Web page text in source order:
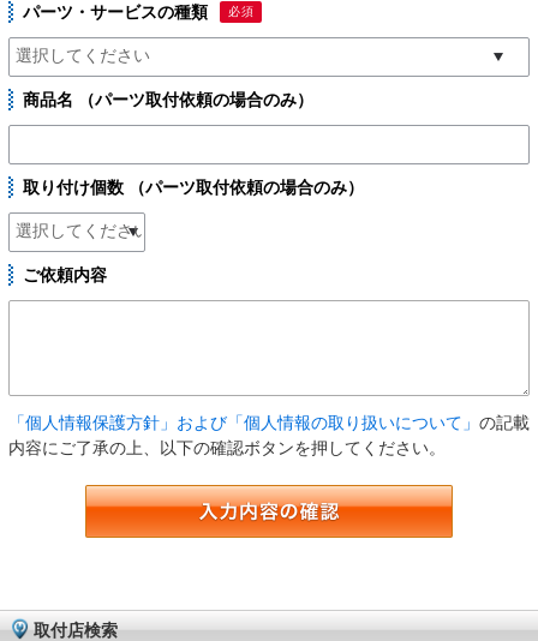
パーツ・サービスの種類 必須
商品名 （パーツ取付依頼の場合のみ）
取り付け個数 （パーツ取付依頼の場合のみ）
ご依頼内容
「個人情報保護方針」および「個人情報の取り扱いについて」 の記載
内容にご了承の上、以下の確認ボタンを押してください。
取付店検索